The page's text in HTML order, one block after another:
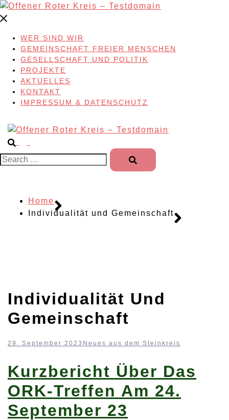
Skip
to
WER SIND WIR
GEMEINSCHAFT FREIER MENSCHEN
GESELLSCHAFT UND POLITIK
PROJEKTE
AKTUELLES
KONTAKT
IMPRESSUM & DATENSCHUTZ
Search…
Home
Individualität und Gemeinschaft
Individualität Und
Gemeinschaft
29. September 2023 Neues aus dem Steinkreis
Kurzbericht Über Das
ORK-Treffen Am 24.
September 23